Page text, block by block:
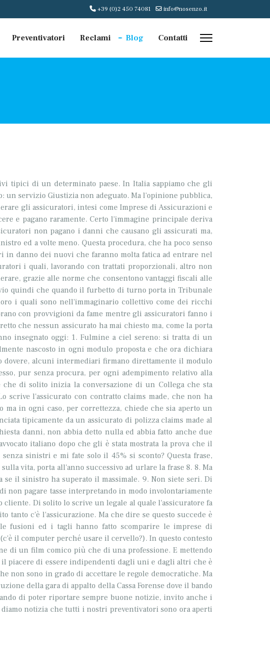
+39 (0)2 450 74081 info@nosenzo.it
Preventivatori Reclami Blog Contatti
tipici di un determinato paese. In Italia sappiamo che gli
servizio Giustizia non adeguato. Ma l'opinione pubblica,
gli assicuratori, intesi come Imprese di Assicurazioni e
e pagano raramente. Certo l'immagine principale deriva
non pagano i danni che causano gli assicurati ma,
ed a volte meno. Questa procedura, che ha poco senso
danno dei nuovi che faranno molta fatica ad entrare nel
i quali, lavorando con trattati proporzionali, altro non
grazie alle norme che consentono vantaggi fiscali alle
quindi che quando il furbetto di turno porta in Tribunale
i quali sono nell'immaginario collettivo come dei ricchi
con provvigioni da fame mentre gli assicuratori fanno i
che nessun assicurato ha mai chiesto ma, come la porta
insegnato oggi: 1. Fulmine a ciel sereno: si tratta di un
nascosto in ogni modulo proposta e che ora dichiara
dovere, alcuni intermediari firmano direttamente il modulo
pur senza procura, per ogni adempimento relativo alla
di solito inizia la conversazione di un Collega che sta
scrive l'assicurato con contratto claims made, che non ha
in ogni caso, per correttezza, chiede che sia aperto un
tipicamente da un assicurato di polizza claims made al
danni, non abbia detto nulla ed abbia fatto anche due
italiano dopo che gli è stata mostrata la prova che il
sinistri e mi fate solo il 45% si sconto? Questa frase,
vita, porta all'anno successivo ad urlare la frase 8. 8. Ma
il sinistro ha superato il massimale. 9. Non siete seri. Di
non pagare tasse interpretando in modo involontariamente
Di solito lo scrive un legale al quale l'assicuratore fa
tanto c'è l'assicurazione. Ma che dire se questo succede è
fusioni ed i tagli hanno fatto scomparire le imprese di
il computer perché usare il cervello?). In questo contesto
di un film comico più che di una professione. E mettendo
piacere di essere indipendenti dagli uni e dagli altri che è
non sono in grado di accettare le regole democratiche. Ma
della gara di appalto della Cassa Forense dove il bando
di poter riportare sempre buone notizie, invito anche i
notizia che tutti i nostri preventivatorisono ora aperti